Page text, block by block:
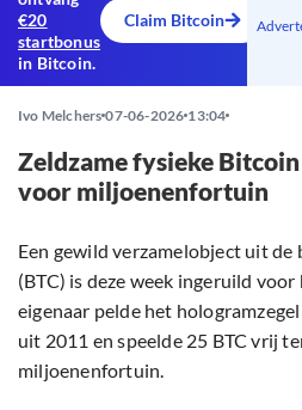
€20
startbonus
in Bitcoin.
Claim Bitcoin
Ivo Melchers 07-06-2026 13:04
Zeldzame fysieke
voor miljoenenfortuin
Een gewild verzamelobject uit de
(BTC) is deze week ingeruild
eigenaar pelde het
uit 2011 en speelde 25 BTC vrij
miljoenenfortuin.